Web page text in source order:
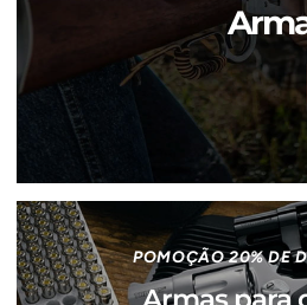
POMOÇÃO 20% DE